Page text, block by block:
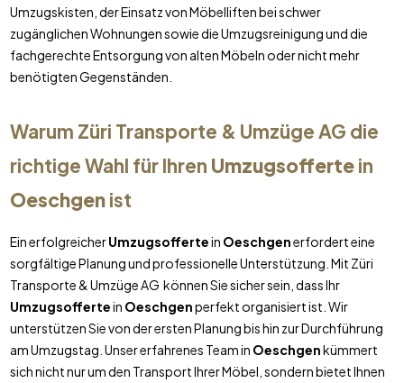
Umzugskisten, der Einsatz von Möbelliften bei schwer
zugänglichen Wohnungen sowie die Umzugsreinigung und die
fachgerechte Entsorgung von alten Möbeln oder nicht mehr
benötigten Gegenständen.
Warum Züri Transporte & Umzüge AG die
richtige Wahl für Ihren Umzugsoffertein
Oeschgenist
Ein erfolgreicherUmzugsoffertein Oeschgenerfordert eine
sorgfältige Planung und professionelle Unterstützung. Mit Züri
Transporte & Umzüge AG können Sie sicher sein, dass Ihr
Umzugsoffertein Oeschgenperfekt organisiert ist. Wir
unterstützen Sie von der ersten Planung bis hin zur Durchführung
am Umzugstag. Unser erfahrenes Team in Oeschgenkümmert
sich nicht nur um den Transport Ihrer Möbel, sondern bietet Ihnen